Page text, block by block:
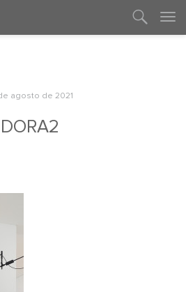
agosto de 2021
DORA2